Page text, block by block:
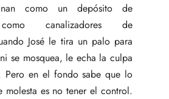
como un depósito de
como canalizadores de
José le tira un palo para
se mosquea, le echa la culpa
Pero en el fondo sabe que lo
molesta es no tener el control.